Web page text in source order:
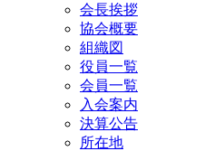
会長挨拶
協会概要
組織図
役員一覧
会員一覧
入会案内
決算公告
所在地